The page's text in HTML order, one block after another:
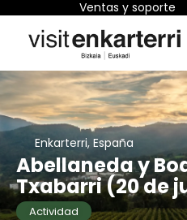
Ventas y soporte
Enkarterri, España
Abellaneda y
Txabarri (20 de
Actividad